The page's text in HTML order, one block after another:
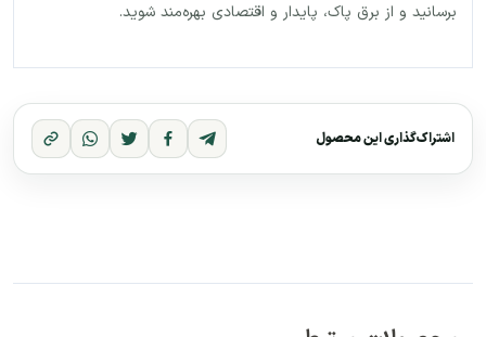
برسانید و از برق پاک، پایدار و اقتصادی بهره‌مند شوید.
اشتراک‌گذاری این محصول